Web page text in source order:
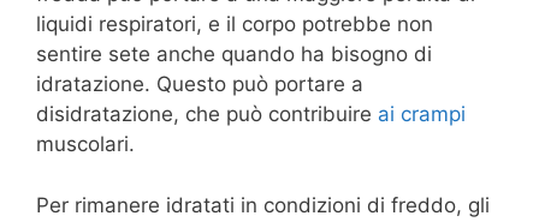
liquidi respiratori, e il corpo potrebbe non
sentire sete anche quando ha bisogno di
idratazione. Questo può portare a
disidratazione, che può contribuire ai crampi
muscolari.
Per rimanere idratati in condizioni di freddo, gli